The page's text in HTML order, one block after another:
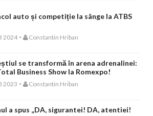
auto și competiție la sânge la ATBS
2024 - Constantin Hriban
se transformă în arena adrenalinei:
Business Show la Romexpo!
2023 - Constantin Hriban
a spus „DA, sigurantei! DA, atentiei!